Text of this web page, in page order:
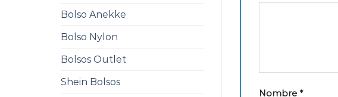
Bolso Anekke
Bolso Nylon
Bolsos Outlet
Shein Bolsos
Nombre *